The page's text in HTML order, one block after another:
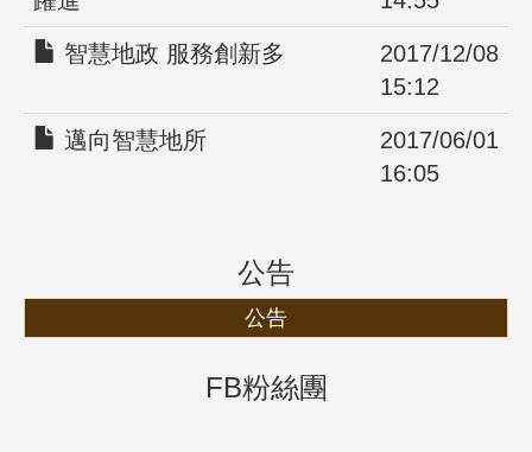
智慧地政 服務創新多
2017/12/08
15:12
邁向智慧地所
2017/06/01
16:05
公告
公告
FB粉絲團